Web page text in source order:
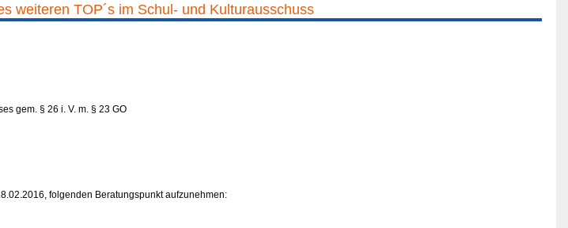
weiteren TOP´s im Schul- und Kulturausschuss
gem. § 26 i. V. m. § 23 GO
folgenden Beratungspunkt aufzunehmen: